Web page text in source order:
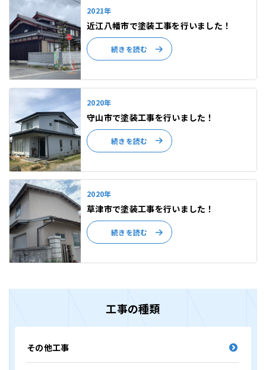
工事の種類
その他工事
2021年
近江八幡市で塗装工事を行いました！
続きを読む
2020年
守山市で塗装工事を行いました！
続きを読む
2020年
草津市で塗装工事を行いました！
続きを読む